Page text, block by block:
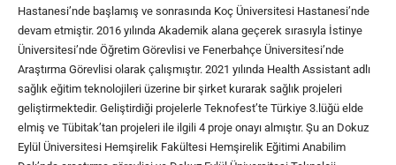
Hastanesi’nde başlamış ve sonrasında Koç Üniversitesi Hastanesi’nde
devam etmiştir. 2016 yılında Akademik alana geçerek sırasıyla İstinye
Üniversitesi’nde Öğretim Görevlisi ve Fenerbahçe Üniversitesi’nde
Araştırma Görevlisi olarak çalışmıştır. 2021 yılında Health Assistant adlı
sağlık eğitim teknolojileri üzerine bir şirket kurarak sağlık projeleri
geliştirmektedir. Geliştirdiği projelerle Teknofest’te Türkiye 3.lüğü elde
elmiş ve Tübitak’tan projeleri ile ilgili 4 proje onayı almıştır. Şu an Dokuz
Eylül Üniversitesi Hemşirelik Fakültesi Hemşirelik Eğitimi Anabilim